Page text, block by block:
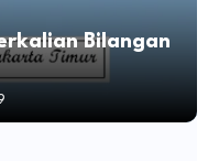
Bilangan